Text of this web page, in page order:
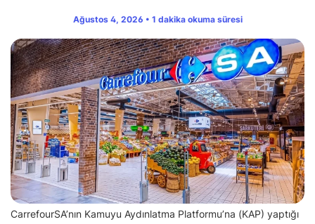
Ağustos 4, 2026 • 1 dakika okuma süresi
CarrefourSA’nın Kamuyu Aydınlatma Platformu’na (KAP) yaptığı